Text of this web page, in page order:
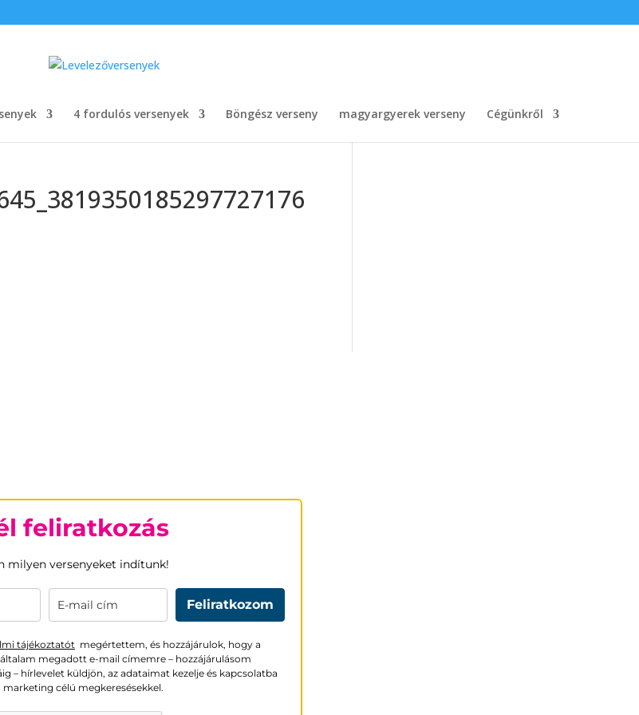
4 fordulós versenyek Böngész verseny magyargyerek verseny Cégünkről
feliratkozás
milyen versenyeket indítunk!
Feliratkozom
tájékoztatót megértettem, és hozzájárulok, hogy a
általam megadott e-mail címemre – hozzájárulásom
– hírlevelet küldjön, az adataimat kezelje és kapcsolatba
marketing célú megkeresésekkel.